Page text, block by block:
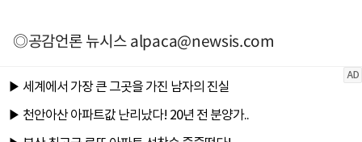
◎공감언론 뉴시스alpaca@newsis.com